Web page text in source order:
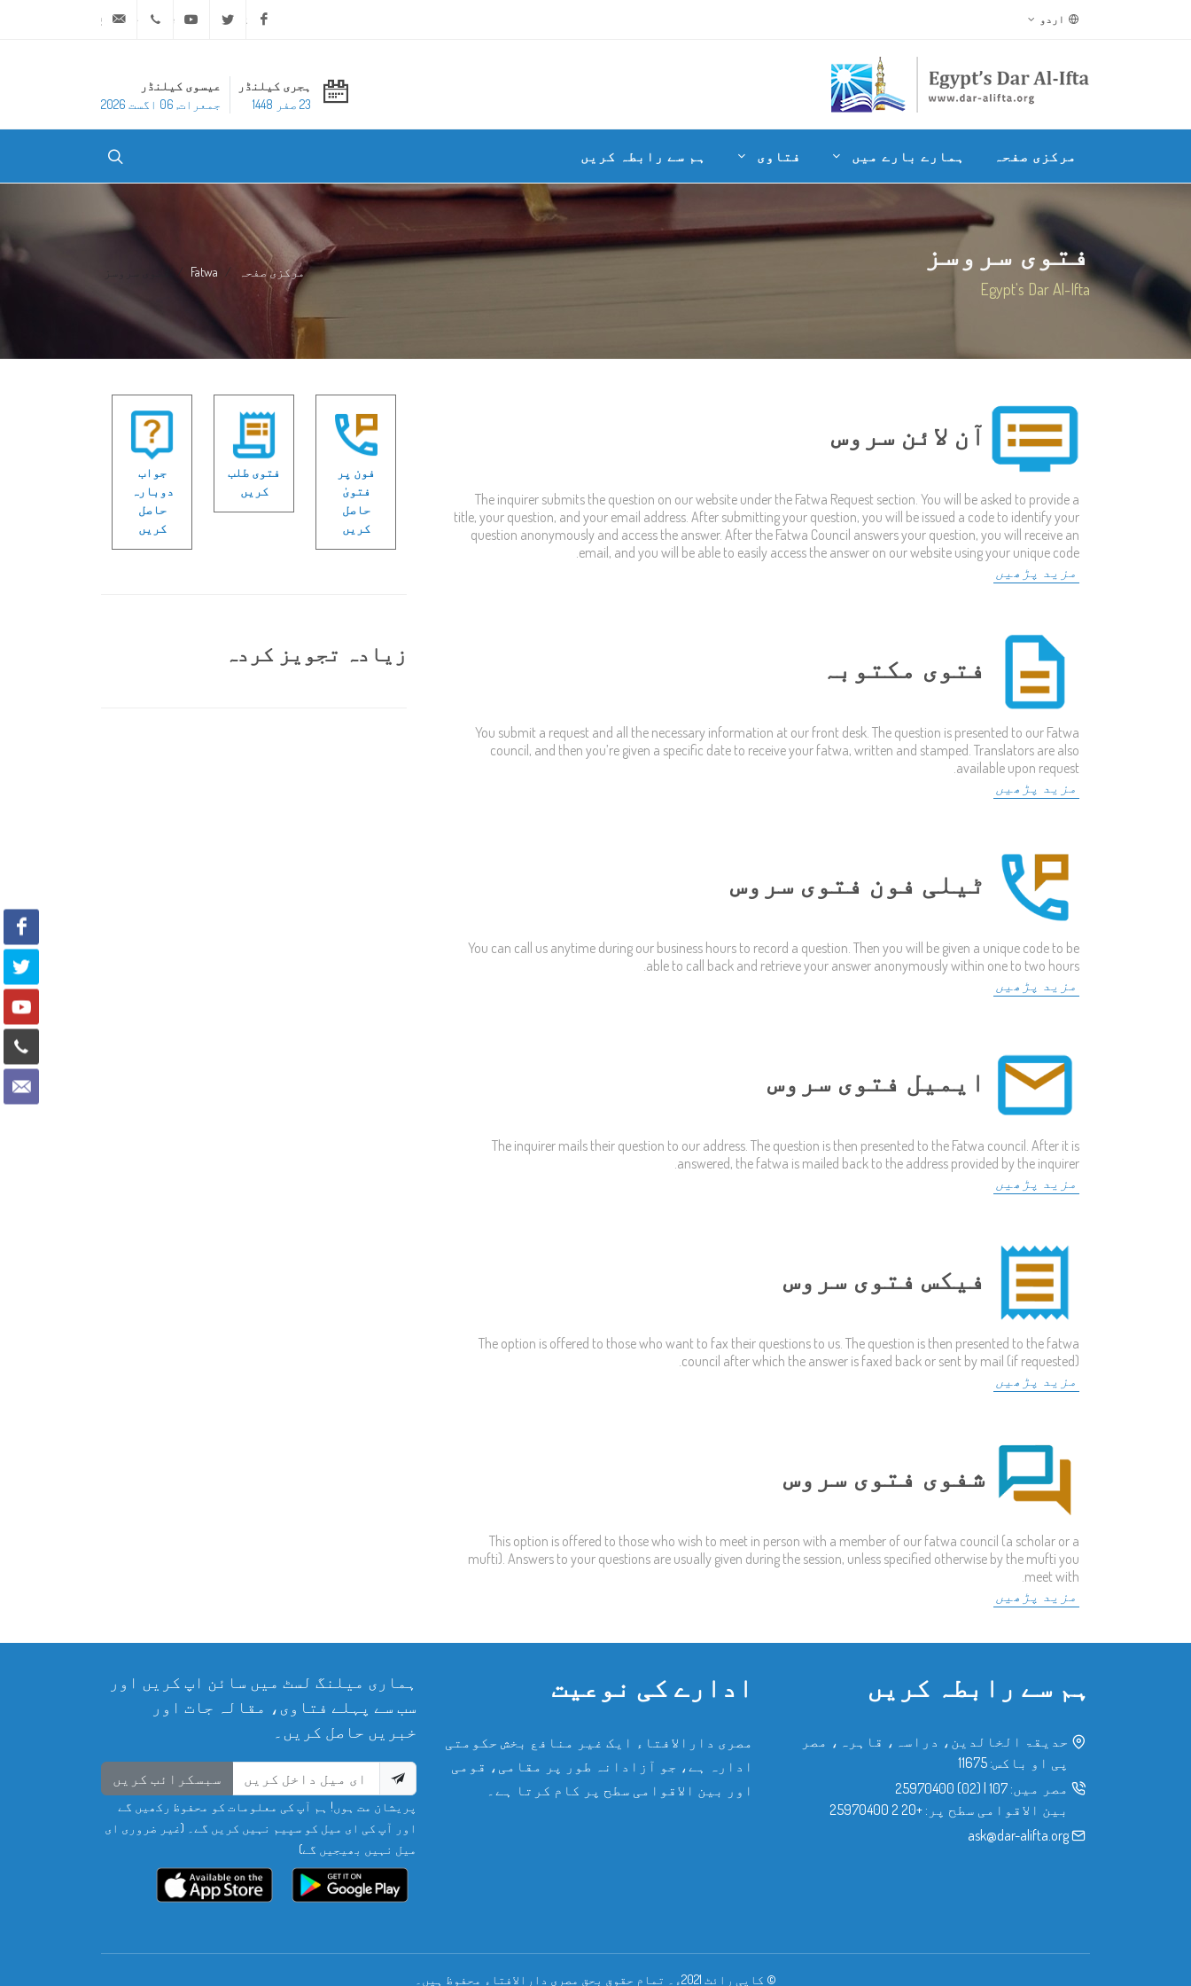
اردو Facebook
Twitter
Youtube
ہجری کیلنڈر
23 صفر 1448
عیسوی کیلنڈر
جمعرات, 06 اگست 2026
مرکزی صفحہ ہمارے بارے میں فتاوی ہم سے رابطہ کریں
فتوی سروسز
Egypt's Dar Al-Ifta
مرکزی صفحہ Fatwa
آن لائن سروس
The inquirer submits the question on our website under the Fatwa Request section. You will be asked to provide a
title, your question, and your email address. After submitting your question, you will be issued a code to identify your
question anonymously and access the answer. After the Fatwa Council answers your question, you will receive an
email, and you will be able to easily access the answer on our website using your unique code.
مزید پڑھیں
فتوی مکتوبہ
You submit a request and all the necessary information at our front desk. The question is presented to our Fatwa
council, and then you’re given a specific date to receive your fatwa, written and stamped. Translators are also
available upon request.
مزید پڑھیں
ٹیلی فون فتوی سروس
You can call us anytime during our business hours to record a question. Then you will be given a unique code to be
able to call back and retrieve your answer anonymously within one to two hours.
مزید پڑھیں
ایمیل فتوی سروس
The inquirer mails their question to our address. The question is then presented to the Fatwa council. After it is
answered, the fatwa is mailed back to the address provided by the inquirer.
مزید پڑھیں
فیکس فتوی سروس
The option is offered to those who want to fax their questions to us. The question is then presented to the fatwa
council after which the answer is faxed back or sent by mail (if requested).
مزید پڑھیں
شفوی فتوی سروس
This option is offered to those who wish to meet in person with a member of our fatwa council (a scholar or a
mufti). Answers to your questions are usually given during the session, unless specified otherwise by the mufti you
meet with.
مزید پڑھیں
فون پر
فتویٰ
حاصل
کریں
فتوی طلب
کریں
جواب
دوبارہ
حاصل
کریں
زیادہ تجویز کردہ
ہم سے رابطہ کریں
حدیقۃ الخالدین، دراسہ، قاہرہ، مصر
پی او باکس: 11675
مصر میں: 107
(02) 25970400
بین الاقوامی سطح پر: +20 2 25970400
ask@dar-alifta.org
ادارے کی نوعیت
مصری دارالافتاء ایک غیر منافع بخش حکومتی
ادارہ ہے، جو آزادانہ طور پر مقامی، قومی
اور بین الاقوامی سطح پر کام کرتا ہے۔
ہماری میلنگ لسٹ میں سائن اپ کریں اور
سب سے پہلے فتاوی، مقالہ جات اور
خبریں حاصل کریں۔
سبسکرائب کریں
پریشان مت ہوں! ہم آپ کی معلومات کو محفوظ رکھیں گے
اور آپ کی ای میل کو سپیم نہیں کریں گے۔ (غیر ضروری ای
میل نہیں بھیجیں گے)
© کاپی رائٹ 2021ء۔ تمام حقوق بحق مصری دارالافتاء محفوظ ہیں۔